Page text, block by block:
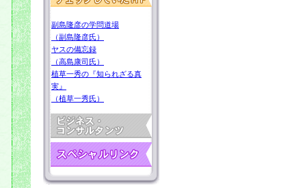
副島隆彦の学問道場
（副島隆彦氏）
ヤスの備忘録
（高島康司氏）
植草一秀の『知られざる真
実』
（植草一秀氏）